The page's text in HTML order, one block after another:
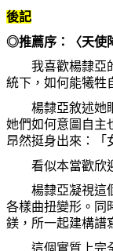
後記
◎推薦序：〈天使
我喜歡楊隸亞的
統下，如何能犧牲
楊隸亞敘述她眼
她們如何意圖自主
昂然挺身出來：「
看似本當歡欣迎
楊隸亞凝視這個
各樣曲扭變形。同
鎂，所一起建構譜
這個實質上完全